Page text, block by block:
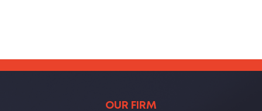
OUR FIRM